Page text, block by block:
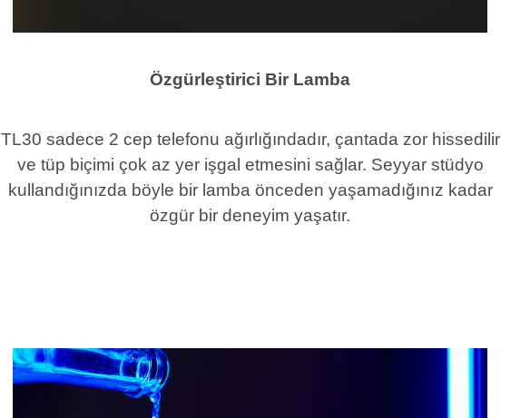
Özgürleştirici Bir Lamba
TL30 sadece 2 cep telefonu ağırlığındadır, çantada zor hissedilir
ve tüp biçimi çok az yer işgal etmesini sağlar. Seyyar stüdyo
kullandığınızda böyle bir lamba önceden yaşamadığınız kadar
özgür bir deneyim yaşatır.